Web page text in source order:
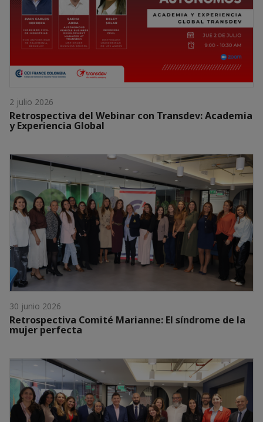
2 julio 2026
Retrospectiva del Webinar con Transdev: Academia
y Experiencia Global
30 junio 2026
Retrospectiva Comité Marianne: El síndrome de la
mujer perfecta